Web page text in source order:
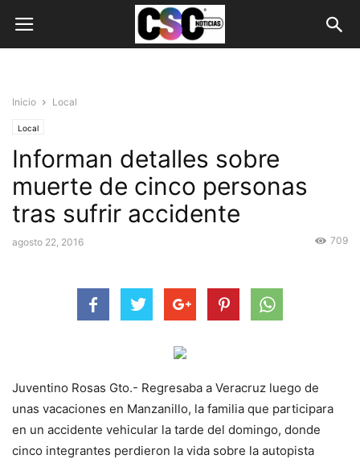
Inicio Local
Local
Informan detalles sobre
muerte de cinco personas
tras sufrir accidente
agosto 22, 2016 709
Juventino Rosas Gto.- Regresaba a Veracruz luego de
unas vacaciones en Manzanillo, la familia que participara
en un accidente vehicular la tarde del domingo, donde
cinco integrantes perdieron la vida sobre la autopista